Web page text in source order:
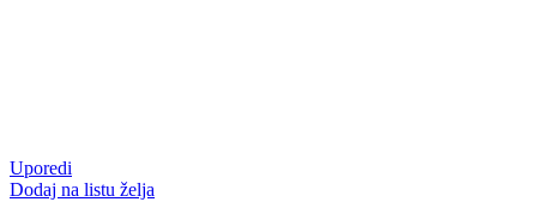
Uporedi
Dodaj na listu želja